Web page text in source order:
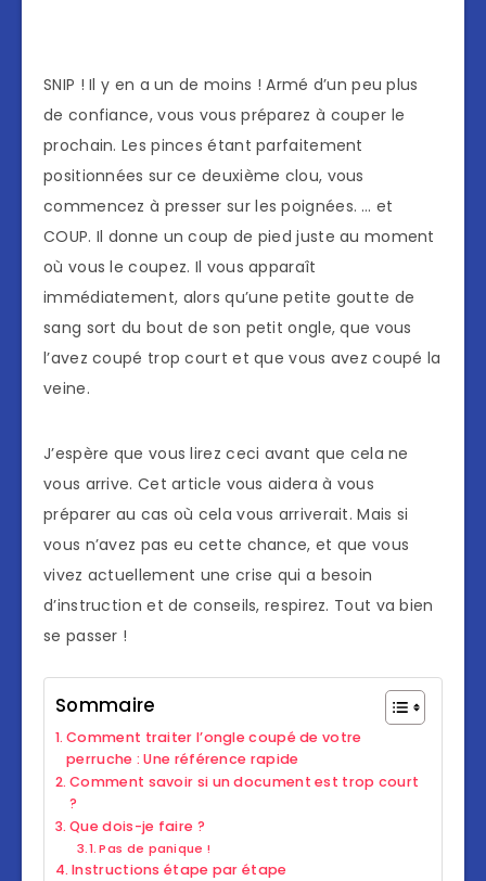
SNIP ! Il y en a un de moins ! Armé d’un peu plus
de confiance, vous vous préparez à couper le
prochain. Les pinces étant parfaitement
positionnées sur ce deuxième clou, vous
commencez à presser sur les poignées. … et
COUP. Il donne un coup de pied juste au moment
où vous le coupez. Il vous apparaît
immédiatement, alors qu’une petite goutte de
sang sort du bout de son petit ongle, que vous
l’avez coupé trop court et que vous avez coupé la
veine.
J’espère que vous lirez ceci avant que cela ne
vous arrive. Cet article vous aidera à vous
préparer au cas où cela vous arriverait. Mais si
vous n’avez pas eu cette chance, et que vous
vivez actuellement une crise qui a besoin
d’instruction et de conseils, respirez. Tout va bien
se passer !
Sommaire
Comment traiter l’ongle coupé de votre
perruche : Une référence rapide
Comment savoir si un document est trop court
?
Que dois-je faire ?
Pas de panique !
Instructions étape par étape